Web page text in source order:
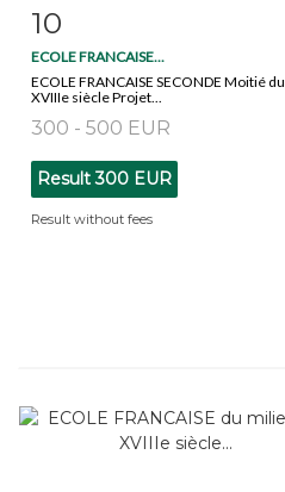
10
ECOLE FRANCAISE...
ECOLE FRANCAISE SECONDE Moitié du
XVIIIe siècle Projet...
300 - 500 EUR
Result300 EUR
Result without fees